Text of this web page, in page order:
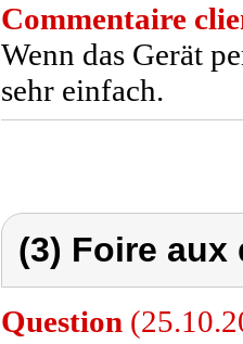
Commentaire
Wenn das Gerät
sehr einfach.
(3) Foire
Question